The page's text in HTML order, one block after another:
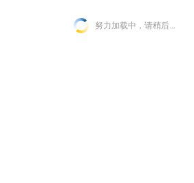
努力加载中，请稍后...